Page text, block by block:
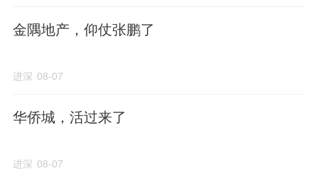
金隅地产，仰仗张鹏了
进深 08-07
华侨城，活过来了
进深 08-07